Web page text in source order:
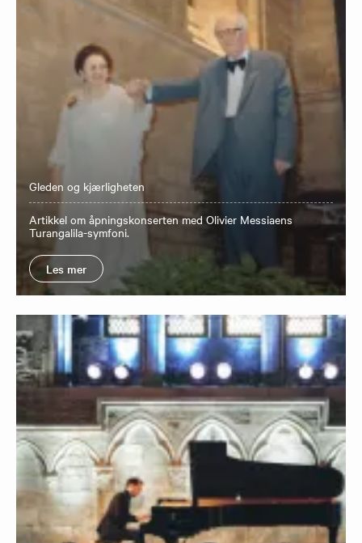
Gleden og kjærligheten
Artikkel om åpningskonserten med Olivier Messiaens
Turangalila-symfoni.
Les mer